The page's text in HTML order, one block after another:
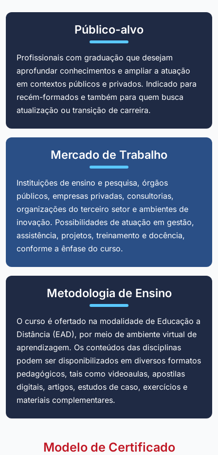
Público-alvo
Profissionais com graduação que desejam
aprofundar conhecimentos e ampliar a atuação
em contextos públicos e privados. Indicado para
recém-formados e também para quem busca
atualização ou transição de carreira.
Mercado de Trabalho
Instituições de ensino e pesquisa, órgãos
públicos, empresas privadas, consultorias,
organizações do terceiro setor e ambientes de
inovação. Possibilidades de atuação em gestão,
assistência, projetos, treinamento e docência,
conforme a ênfase do curso.
Metodologia de Ensino
O curso é ofertado na modalidade de Educação a
Distância (EAD), por meio de ambiente virtual de
aprendizagem. Os conteúdos das disciplinas
podem ser disponibilizados em diversos formatos
pedagógicos, tais como videoaulas, apostilas
digitais, artigos, estudos de caso, exercícios e
materiais complementares.
Modelo de Certificado